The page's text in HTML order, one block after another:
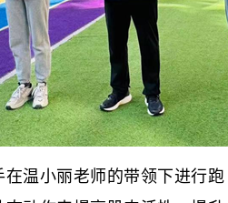
温小丽老师的带领下进行跑